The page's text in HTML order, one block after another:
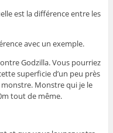
est la différence entre les
avec un exemple.
Godzilla. Vous pourriez
superficie d’un peu près
Monstre qui je le
tout de même.